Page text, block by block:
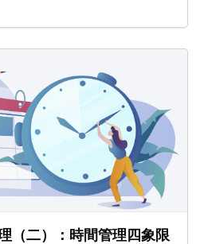
（二）：時間管理四象限